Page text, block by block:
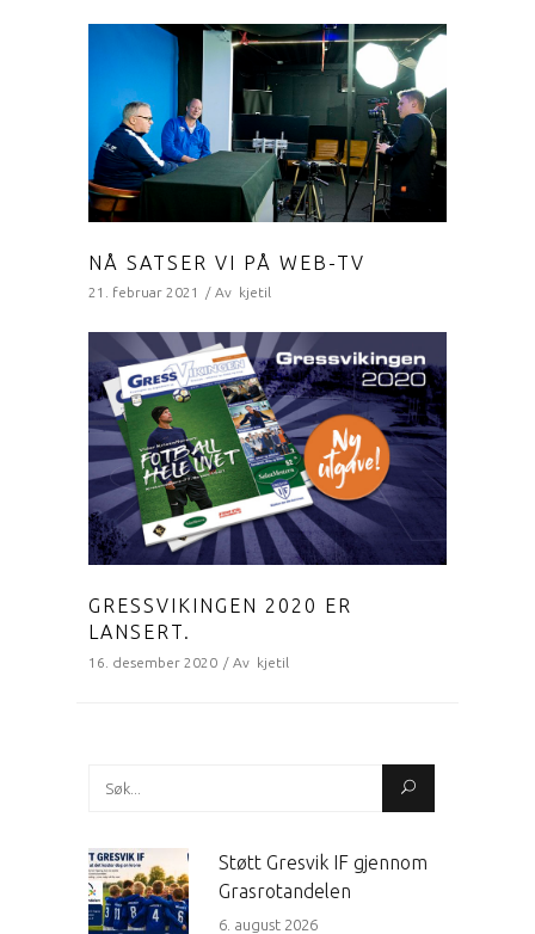
NÅ SATSER VI PÅ WEB-TV
21. februar 2021 Av kjetil
GRESSVIKINGEN 2020 ER
LANSERT.
16. desember 2020 Av kjetil
Search
Støtt Gresvik IF gjennom
Grasrotandelen
6. august 2026